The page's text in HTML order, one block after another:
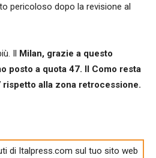
pericoloso dopo la revisione al
Il Milan, grazie a questo
posto a quota 47. Il Como resta
alla zona retrocessione.
di Italpress.com sul tuo sito web